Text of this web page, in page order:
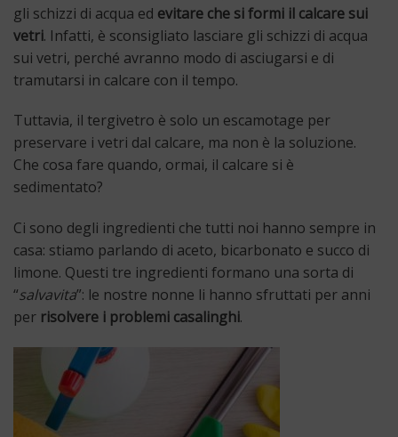
gli schizzi di acqua ed evitare che si formi il calcare sui
vetri. Infatti, è sconsigliato lasciare gli schizzi di acqua
sui vetri, perché avranno modo di asciugarsi e di
tramutarsi in calcare con il tempo.
Tuttavia, il tergivetro è solo un escamotage per
preservare i vetri dal calcare, ma non è la soluzione.
Che cosa fare quando, ormai, il calcare si è
sedimentato?
Ci sono degli ingredienti che tutti noi hanno sempre in
casa: stiamo parlando di aceto, bicarbonato e succo di
limone. Questi tre ingredienti formano una sorta di
“salvavita”: le nostre nonne li hanno sfruttati per anni
per risolvere i problemi casalinghi.